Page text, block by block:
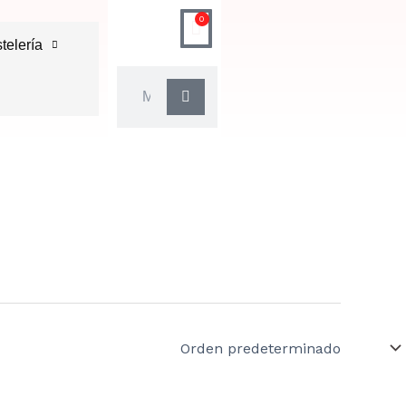
0
Carrito